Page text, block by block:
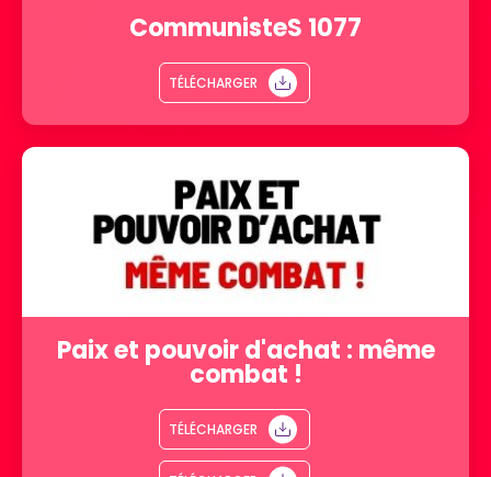
CommunisteS 1077
TÉLÉCHARGER
Paix et pouvoir d'achat : même
combat !
TÉLÉCHARGER